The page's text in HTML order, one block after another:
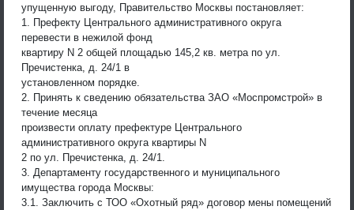
упущенную выгоду, Правительство Москвы постановляет:
1. Префекту Центрального административного округа
перевести в нежилой фонд
квартиру N 2 общей площадью 145,2 кв. метра по ул.
Пречистенка, д. 24/1 в
установленном порядке.
2. Принять к сведению обязательства ЗАО «Моспромстрой» в
течение месяца
произвести оплату префектуре Центрального
административного округа квартиры N
2 по ул. Пречистенка, д. 24/1.
3. Департаменту государственного и муниципального
имущества города Москвы:
3.1. Заключить с ТОО «Охотный ряд» договор мены помещений